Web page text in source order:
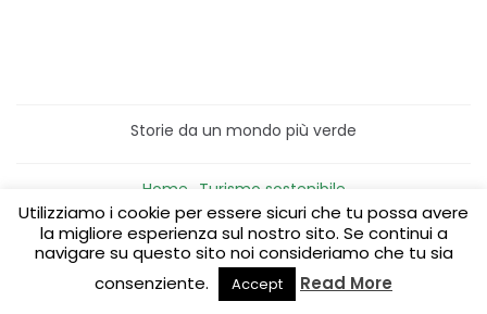
Storie da un mondo più verde
Home Turismo sostenibile
Laboratori/Visite per le scuole
Green content per aziende Media Partner
Utilizziamo i cookie per essere sicuri che tu possa avere
la migliore esperienza sul nostro sito. Se continui a
navigare su questo sito noi consideriamo che tu sia
consenziente.
Accept Read More